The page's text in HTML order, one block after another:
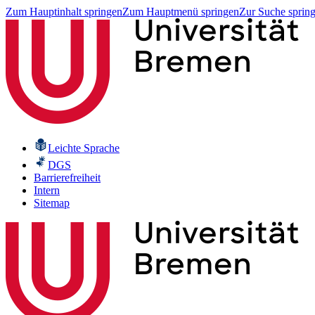
Zum Hauptinhalt springenZum Hauptmenü springenZur Suche
Leichte Sprache
DGS
Barrierefreiheit
Intern
Sitemap